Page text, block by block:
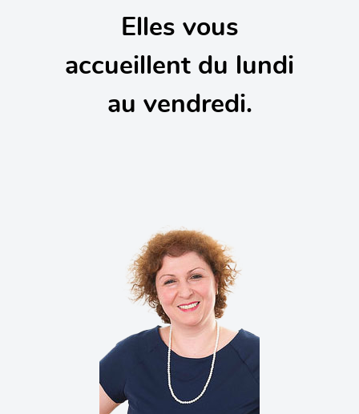
Elles vous
accueillent du lundi
au vendredi.